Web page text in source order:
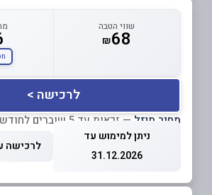
שווי הטבה
₪68
לרכישה >
מחיר מוזל — זכאות עד 5 שוברים לחודש קלנדרי
ניתן למימוש עד
31.12.2026
לרכישה עד